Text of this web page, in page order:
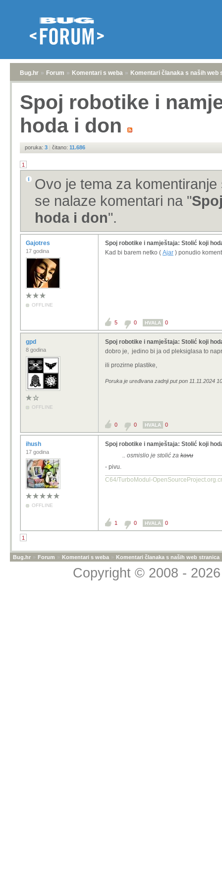
Bug.hr » Forum » Komentari s weba » Komentari članaka s naših web
Spoj robotike i
hoda i don
poruka: 3 | čitano: 11.686
1
Ovo je tema za
se nalaze komentari na "
hoda i don".
Gajotres
17 godina
OFFLINE
Spoj robotike i namještaja: Stolić koji
Kad bi barem netko ( Ajar ) ponudio
5 0 HVALA 0
gpd
8 godina
OFFLINE
Spoj robotike i namještaja: Stolić koji
dobro je, jedino bi ja od pleksiglasa to
ili prozirne plastike,
Poruka je uređivana zadnji put pon 11.11.2024
0 0 HVALA 0
ihush
17 godina
OFFLINE
Spoj robotike i namještaja: Stolić koji
.. osmislio je stolić za kavu
- pivu.
C64/TurboModul-
1 0 HVALA 0
1
Bug.hr » Forum » Komentari s weba » Komentari članaka s naših web stranica
Copyright © 2008 -